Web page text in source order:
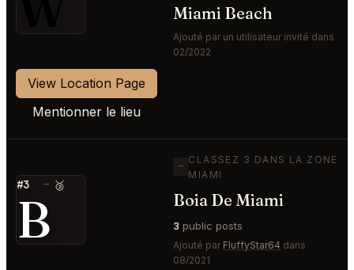
Miami Beach
Ajouté par un utilisateur invité dans
02/2022
View Location Page
Mentionner le lieu
#3 — 🥉
B
—
CLASSEZ 3 DANS LA ZONE
MIAMI
Boia De Miami
3 public posts
Ajouté par FluffyStar64 dans
08/2021